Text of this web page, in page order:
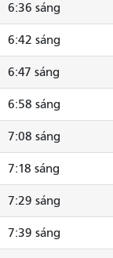
6:36 sáng
6:42 sáng
6:47 sáng
6:58 sáng
7:08 sáng
7:18 sáng
7:29 sáng
7:39 sáng